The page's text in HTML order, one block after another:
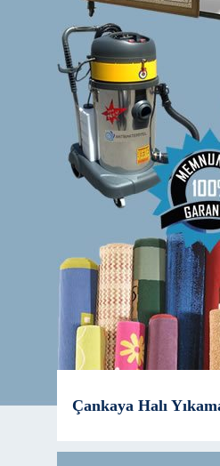
Çankaya Halı